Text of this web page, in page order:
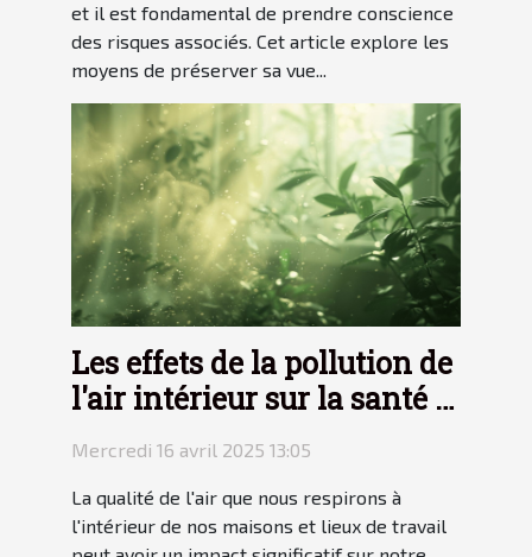
et il est fondamental de prendre conscience
des risques associés. Cet article explore les
moyens de préserver sa vue...
Les effets de la pollution de
l'air intérieur sur la santé et
solutions pour un
environnement sain
Mercredi 16 avril 2025 13:05
La qualité de l'air que nous respirons à
l'intérieur de nos maisons et lieux de travail